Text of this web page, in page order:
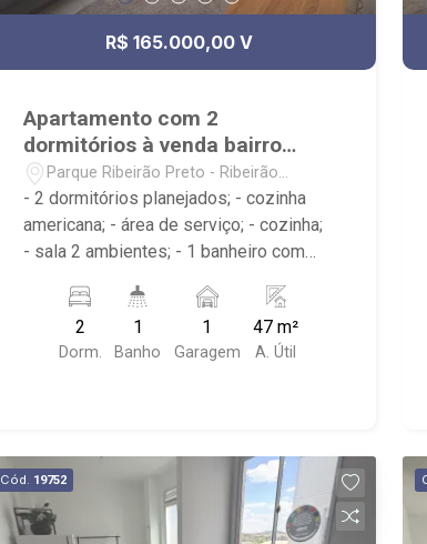
R$ 165.000,00 V
Apartamento com 2
dormitórios à venda bairro
Parque Ribeirão Preto
Parque Ribeirão Preto - Ribeirão
Preto/SP
- 2 dormitórios planejados; - cozinha
americana; - área de serviço; - cozinha;
- sala 2 ambientes; - 1 banheiro com
horas, quadra poliesportiva, playground
e salão de festa; - Próximo ao Mafiosa
Comida de Rua, Bike Park, Vila Madá
2
Dorm.
1
Banho
1
Garagem
47 m²
A. Útil
Cód. 19752